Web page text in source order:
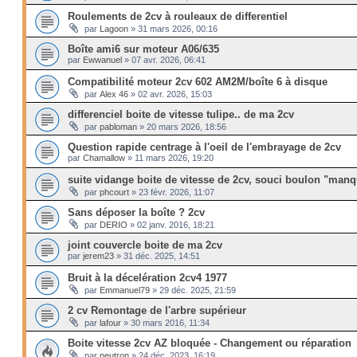
Roulements de 2cv à rouleaux de differentiel
par Lagoon» 31 mars 2026, 00:16
Boîte ami6 sur moteur A06/635
par Ewwanuel» 07 avr. 2026, 06:41
Compatibilité moteur 2cv 602 AM2M/boîte 6 à disque
par Alex 46» 02 avr. 2026, 15:03
differenciel boite de vitesse tulipe.. de ma 2cv
par pabloman» 20 mars 2026, 18:56
Question rapide centrage à l'oeil de l'embrayage de 2cv
par Chamallow» 11 mars 2026, 19:20
suite vidange boite de vitesse de 2cv, souci boulon
par phcourt» 23 févr. 2026, 11:07
Sans déposer la boîte ? 2cv
par DERIO » 02 janv. 2016, 18:21
joint couvercle boite de ma 2cv
par jerem23» 31 déc. 2025, 14:51
Bruit à la décelération 2cv4 1977
par Emmanuel79» 29 déc. 2025, 21:59
2 cv Remontage de l'arbre supérieur
par lafour» 30 mars 2016, 11:34
Boite vitesse 2cv AZ bloquée - Changement ou réparation